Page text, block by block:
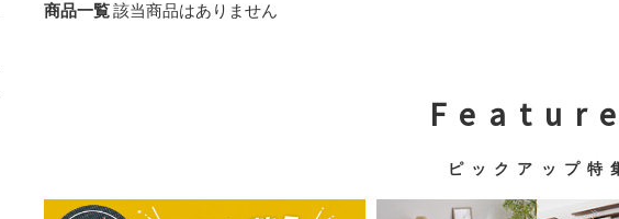
商品一覧該当商品はありません
F e a t u r
ピ ッ ク ア ッ プ 特